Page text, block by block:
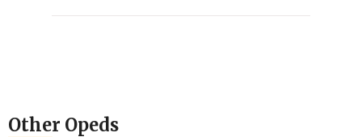
Other Opeds